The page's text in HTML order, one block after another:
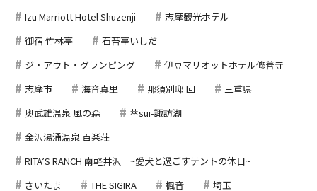
Izu Marriott Hotel Shuzenji
志摩観光ホテル
御宿 竹林亭
石苔亭いしだ
ジ・アウト・グランピング
伊豆マリオットホテル修善寺
志摩市
海音真里 那須別邸 回
三重県
奥武雄温泉 風の森
萃sui-諏訪湖
金沢湯涌温泉 百楽荘
RITA’S RANCH 南軽井沢 ~愛犬と過ごすテントの休日~
さいたま
THE SIGIRA 楓音
埼玉